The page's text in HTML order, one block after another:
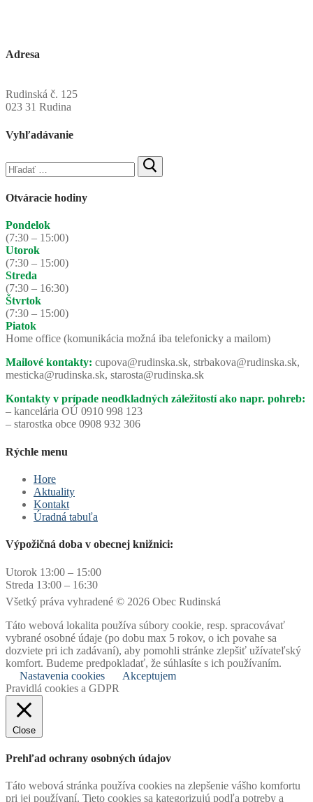
Adresa
Rudinská č. 125
023 31 Rudina
Vyhľadávanie
Hľadať:
Otváracie hodiny
Pondelok
(7:30 – 15:00)
Utorok
(7:30 – 15:00)
Streda
(7:30 – 16:30)
Štvrtok
(7:30 – 15:00)
Piatok
Home office (komunikácia možná iba telefonicky a mailom)
Mailové kontakty: cupova@rudinska.sk, strbakova@rudinska.sk,
mesticka@rudinska.sk, starosta@rudinska.sk
Kontakty v prípade neodkladných záležitostí ako napr. pohreb:
– kancelária OÚ 0910 998 123
– starostka obce 0908 932 306
Rýchle menu
Hore
Aktuality
Kontakt
Úradná tabuľa
Výpožičná doba v obecnej knižnici:
Utorok 13:00 – 15:00
Streda 13:00 – 16:30
Všetký práva vyhradené © 2026 Obec Rudinská
Táto webová lokalita používa súbory cookie, resp. spracovávať
vybrané osobné údaje (po dobu max 5 rokov, o ich povahe sa
dozviete pri ich zadávaní), aby pomohli stránke zlepšiť užívateľský
komfort. Budeme predpokladať, že súhlasíte s ich používaním.
Nastavenia cookies
Akceptujem
Pravidlá cookies a GDPR
Close
Prehľad ochrany osobných údajov
Táto webová stránka používa cookies na zlepšenie vášho komfortu
pri jej používaní. Tieto cookies sa kategorizujú podľa potreby a